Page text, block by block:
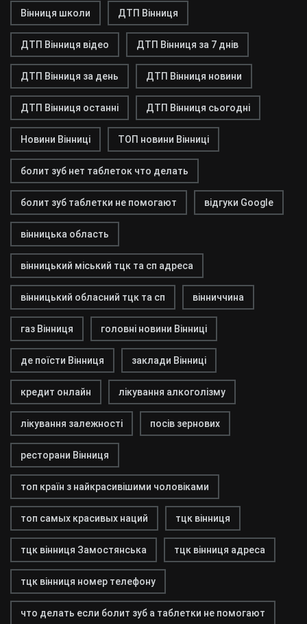
Вінниця школи ДТП Вінниця
ДТП Вінниця відео ДТП Вінниця за 7 днів
ДТП Вінниця за день ДТП Вінниця новини
ДТП Вінниця останні ДТП Вінниця сьогодні
Новини Вінниці ТОП новини Вінниці
болит зуб нет таблеток что делать
болит зуб таблетки не помогают відгуки Google
вінницька область
вінницький міський тцк та сп адреса
вінницький обласний тцк та сп вінниччина
газ Вінниця головні новини Вінниці
де поїсти Вінниця заклади Вінниці
кредит онлайн лікування алкоголізму
лікування залежності посів зернових
ресторани Вінниця
топ країн з найкрасивішими чоловіками
топ самых красивых наций тцк вінниця
тцк вінниця Замостянська тцк вінниця адреса
тцк вінниця номер телефону
что делать если болит зуб а таблетки не помогают